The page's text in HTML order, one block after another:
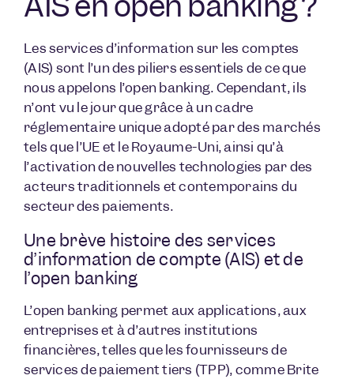
Les services d’information sur les comptes
(AIS) sont l’un des piliers essentiels de ce que
nous appelons l’open banking. Cependant, ils
n’ont vu le jour que grâce à un cadre
réglementaire unique adopté par des marchés
tels que l’UE et le Royaume-Uni, ainsi qu’à
l’activation de nouvelles technologies par des
acteurs traditionnels et contemporains du
secteur des paiements.
Une brève histoire des services
d’information de compte (AIS) et de
l’open banking
L’open banking permet aux applications, aux
entreprises et à d’autres institutions
financières, telles que les fournisseurs de
services de paiement tiers (TPP), comme Brite